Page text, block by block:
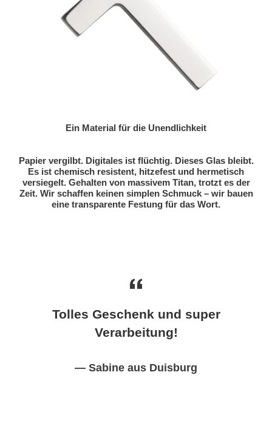
Ein Material für die Unendlichkeit
Papier vergilbt. Digitales ist flüchtig. Dieses Glas bleibt.
Es ist chemisch resistent, hitzefest und hermetisch
versiegelt. Gehalten von massivem Titan, trotzt es der
Zeit. Wir schaffen keinen simplen Schmuck – wir bauen
eine transparente Festung für das Wort.
Tolles Geschenk und super
Verarbeitung!
Sabine aus Duisburg